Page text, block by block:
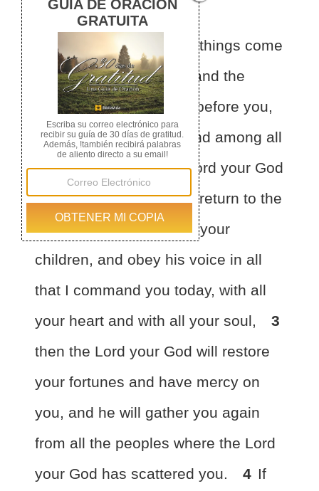
when all these things come
upon you, the blessing and the
curse, which I have set before you,
andyou call them to mind among all
the nations where the Lord your God
has driven you,
2 andreturn to the
Lord your God, you and your
children, and obey his voice in all
that I command you today, with all
your heart and with all your soul,
3
then the Lord your God will restore
your fortunes and have mercy on
you, and he will gather you again
from all the peoples where the Lord
your God has scattered you.
4 If